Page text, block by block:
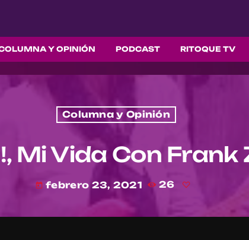
Y OPINIÓN PODCAST RITOQUE TV
Columna y Opinión
Mi Vida Con Frank
today febrero 23, 2021 26